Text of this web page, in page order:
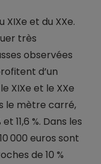
XIXe et du XXe.
très
observées
d’un
XIXe et le XXe
le mètre carré,
11,6 %. Dans les
000 euros sont
de 10 %